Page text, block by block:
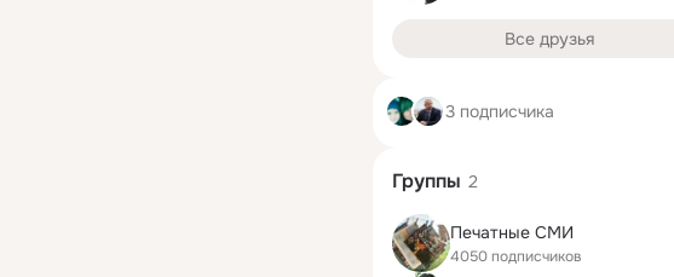
Все друзья
3 подписчика
Группы 2
Печатные СМИ
4050 подписчиков